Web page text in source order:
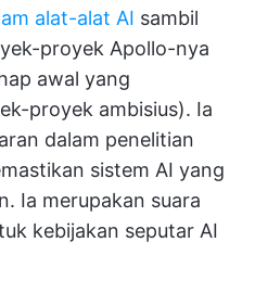
alat-alat AI sambil
proyek Apollo-nya
awal yang
proyek ambisius). Ia
dalam penelitian
sistem AI yang
Ia merupakan suara
kebijakan seputar AI